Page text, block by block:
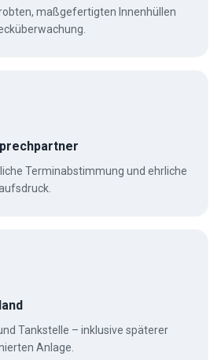
maßgefertigten Innenhüllen
Terminabstimmung und ehrliche
Tankstelle – inklusive späterer
Anlage.